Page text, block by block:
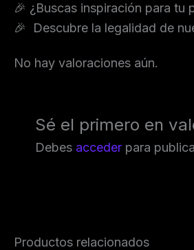
🎉 ¿Buscas inspiración para tu
🎉 Descubre la legalidad de
No hay valoraciones aún.
Sé el primero en
Debes acceder para
Productos relacionados